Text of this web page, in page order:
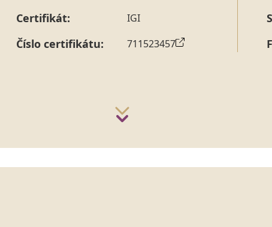
Certifikát: IGI
Číslo certifikátu: 711523457